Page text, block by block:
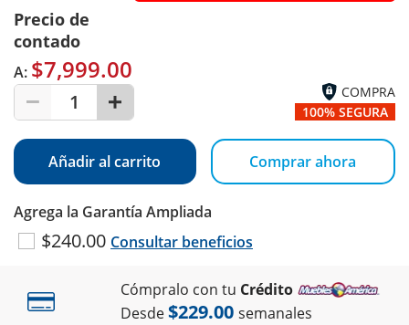
Precio de
contado
A: $7,999.00
1
COMPRA
100% SEGURA
Añadir al carrito Comprar ahora
Agrega la Garantía Ampliada
$240.00 Consultar beneficios
Cómpralo con tu Crédito
Desde$229.00 semanales